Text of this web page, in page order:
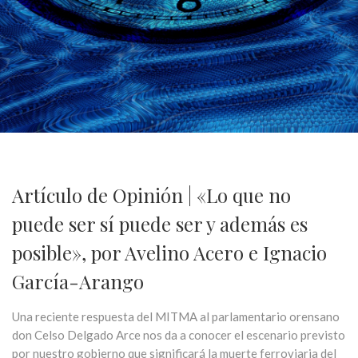
Artículo de Opinión | «Lo que no
puede ser sí puede ser y además es
posible», por Avelino Acero e Ignacio
García-Arango
Una reciente respuesta del MITMA al parlamentario orensano
don Celso Delgado Arce nos da a conocer el escenario previsto
por nuestro gobierno que significará la muerte ferroviaria del